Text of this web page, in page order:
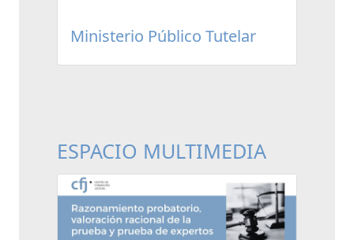
Ministerio Público Tutelar
ESPACIO MULTIMEDIA